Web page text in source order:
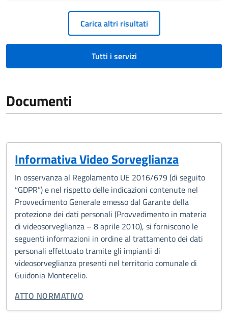
Paginazione Carica altri risultati
Tutti i servizi
Documenti
Informativa Video Sorveglianza
In osservanza al Regolamento UE 2016/679 (di seguito
“GDPR”) e nel rispetto delle indicazioni contenute nel
Provvedimento Generale emesso dal Garante della
protezione dei dati personali (Provvedimento in materia
di videosorveglianza – 8 aprile 2010), si forniscono le
seguenti informazioni in ordine al trattamento dei dati
personali effettuato tramite gli impianti di
videosorveglianza presenti nel territorio comunale di
Guidonia Montecelio.
TIPO DI DOCUMENTO:
ATTO NORMATIVO